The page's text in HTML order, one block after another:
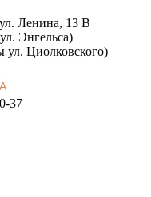
Ленина, 13 В
Энгельса)
ул. Циолковского)
37